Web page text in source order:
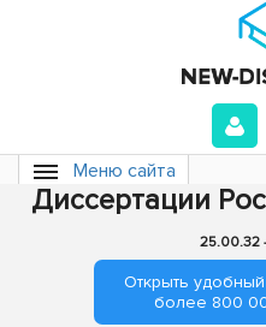
Меню сайта
Диссертации
25.00.32
Открыть
более 800